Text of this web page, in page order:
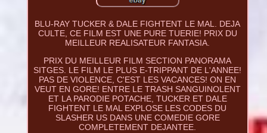
BLU-RAY TUCKER & DALE FIGHTENT LE MAL. DEJA
CULTE, CE FILM EST UNE PURE TUERIE! PRIX DU
MEILLEUR REALISATEUR FANTASIA.
PRIX DU MEILLEUR FILM SECTION PANORAMA
SITGES. LE FILM LE PLUS E-TRIPPANT DE L'ANNEE!
PAS DE VIOLENCE, C'EST LES VACANCES! ON EN
VEUT EN GORE! ENTRE LE TRASH SANGUINOLENT
ET LA PARODIE POTACHE, TUCKER ET DALE
FIGHTENT LE MAL EXPLOSE LES CODES DU
SLASHER US DANS UNE COMEDIE GORE
COMPLETEMENT DEJANTEE.